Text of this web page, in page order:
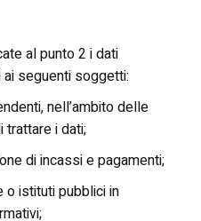
al punto 2 i dati
seguenti soggetti:
nell’ambito delle
trattare i dati;
di incassi e pagamenti;
o istituti pubblici in